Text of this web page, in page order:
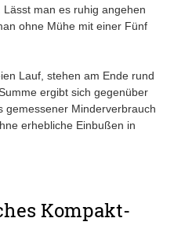
man es ruhig angehen
ohne Mühe mit einer Fünf
Lauf, stehen am Ende rund
ergibt sich gegenüber
gemessener Minderverbrauch
erhebliche Einbußen in
Kompakt-